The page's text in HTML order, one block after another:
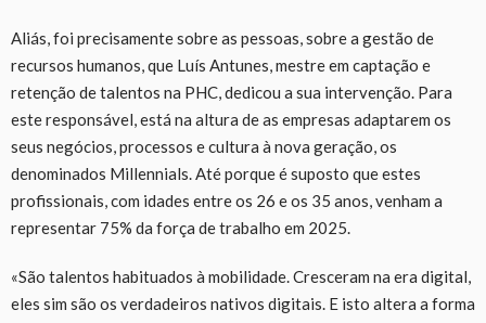
Aliás, foi precisamente sobre as pessoas, sobre a gestão de
recursos humanos, que Luís Antunes, mestre em captação e
retenção de talentos na PHC, dedicou a sua intervenção. Para
este responsável, está na altura de as empresas adaptarem os
seus negócios, processos e cultura à nova geração, os
denominados Millennials. Até porque é suposto que estes
profissionais, com idades entre os 26 e os 35 anos, venham a
representar 75% da força de trabalho em 2025.
«São talentos habituados à mobilidade. Cresceram na era digital,
eles sim são os verdadeiros nativos digitais. E isto altera a forma